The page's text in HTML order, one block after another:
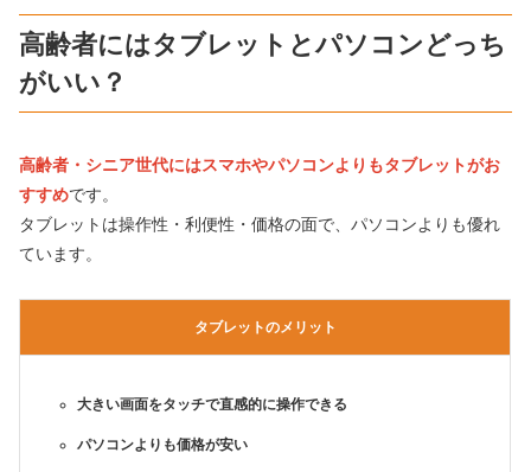
高齢者にはタブレットとパソコンどっち
がいい？
高齢者・シニア世代にはスマホやパソコンよりもタブレットがお
すすめです。
タブレットは操作性・利便性・価格の面で、パソコンよりも優れ
ています。
タブレットのメリット
大きい画面をタッチで直感的に操作できる
パソコンよりも価格が安い